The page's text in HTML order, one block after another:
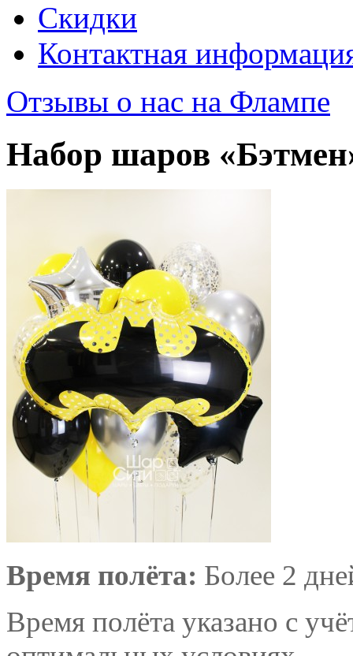
Скидки
Контактная
Отзывы о нас на Флампе
Набор шаров
Время полёта: Более 2
Время полёта указано с